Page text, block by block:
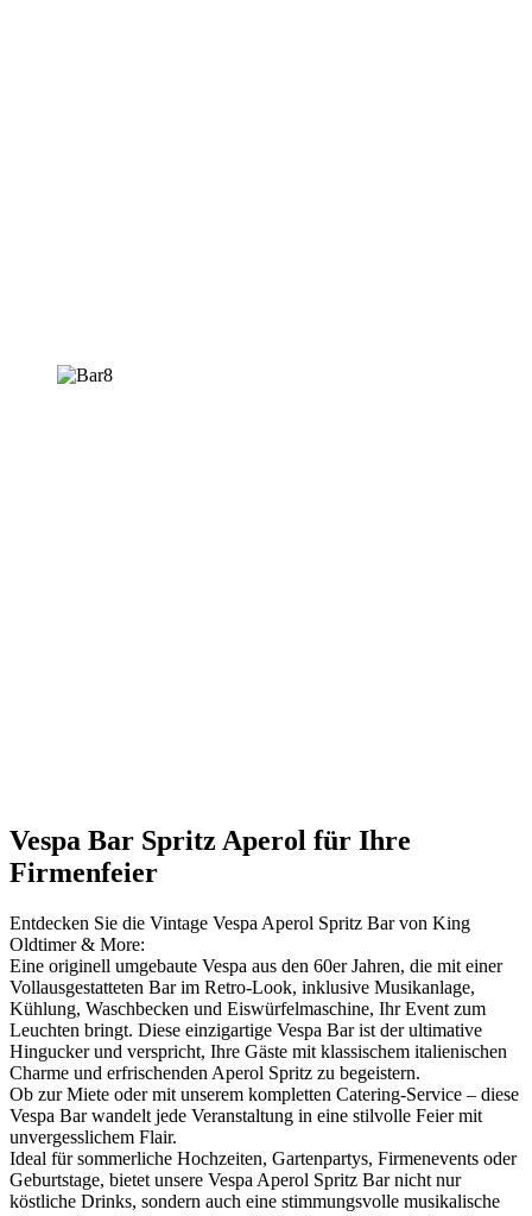
Vespa Bar Spritz Aperol für Ihre
Firmenfeier
Entdecken Sie die Vintage Vespa Aperol Spritz Bar von King
Oldtimer & More:
Eine originell umgebaute Vespa aus den 60er Jahren, die mit einer
Vollausgestatteten Bar im Retro-Look, inklusive Musikanlage,
Kühlung, Waschbecken und Eiswürfelmaschine, Ihr Event zum
Leuchten bringt. Diese einzigartige Vespa Bar ist der ultimative
Hingucker und verspricht, Ihre Gäste mit klassischem italienischen
Charme und erfrischenden Aperol Spritz zu begeistern.
Ob zur Miete oder mit unserem kompletten Catering-Service – diese
Vespa Bar wandelt jede Veranstaltung in eine stilvolle Feier mit
unvergesslichem Flair.
Ideal für sommerliche Hochzeiten, Gartenpartys, Firmenevents oder
Geburtstage, bietet unsere Vespa Aperol Spritz Bar nicht nur
köstliche Drinks, sondern auch eine stimmungsvolle musikalische